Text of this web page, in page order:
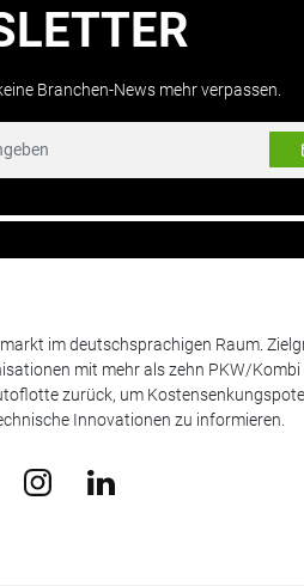
Branchen-News mehr verpassen.
im deutschsprachigen Raum.
mit mehr als zehn PKW/
zurück, um
Innovationen zu informieren.